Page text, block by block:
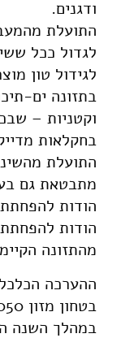
ודגנים.
התועלת
לגדול ככל
לגידול טון
בתזונה ים-
וקטניות –
בחקלאות
התועלת
מתבטאת גם
הודות להפחתת
הודות
מהתזונה
ההערכה
במהלך השנה